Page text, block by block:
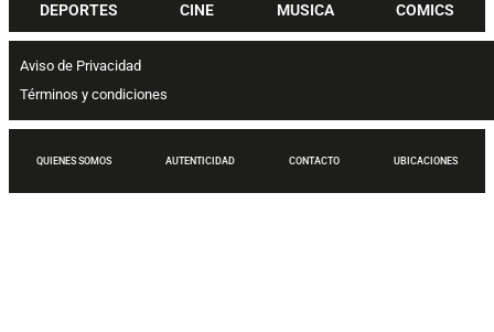
DEPORTES CINE MUSICA COMICS
Aviso de Privacidad
Términos y condiciones
QUIENES SOMOS AUTENTICIDAD CONTACTO UBICACIONES